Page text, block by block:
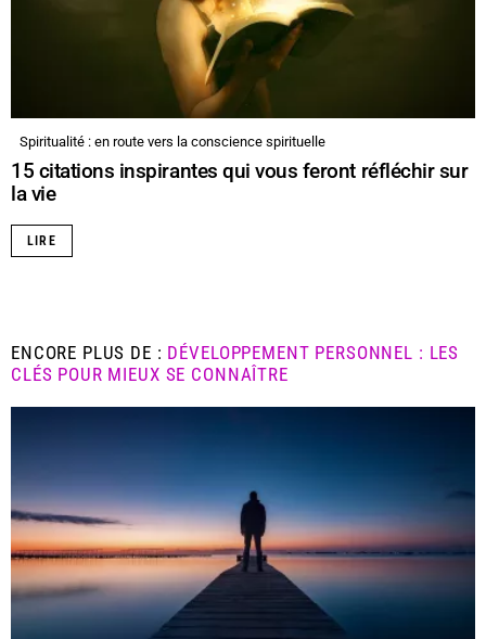
Spiritualité : en route vers la conscience spirituelle
15 citations inspirantes qui vous feront réfléchir sur
la vie
LIRE
ENCORE PLUS DE : DÉVELOPPEMENT PERSONNEL : LES
CLÉS POUR MIEUX SE CONNAÎTRE